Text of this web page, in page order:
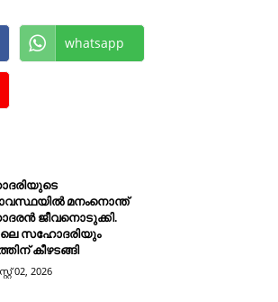
whatsapp
മനംനൊന്ത്
ജീവനൊടുക്കി.
സഹോദരിയും
കീഴടങ്ങി
02, 2026